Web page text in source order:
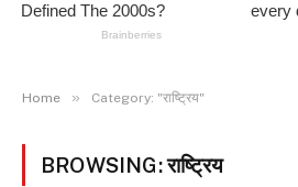
Home » Category: "राष्ट्रिय"
BROWSING:राष्ट्रिय